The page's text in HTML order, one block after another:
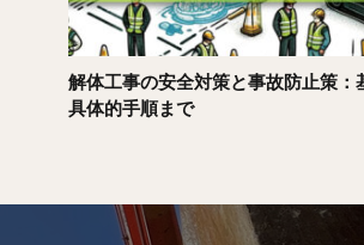
解体工事の安全対策と事故防止策：
具体的手順まで